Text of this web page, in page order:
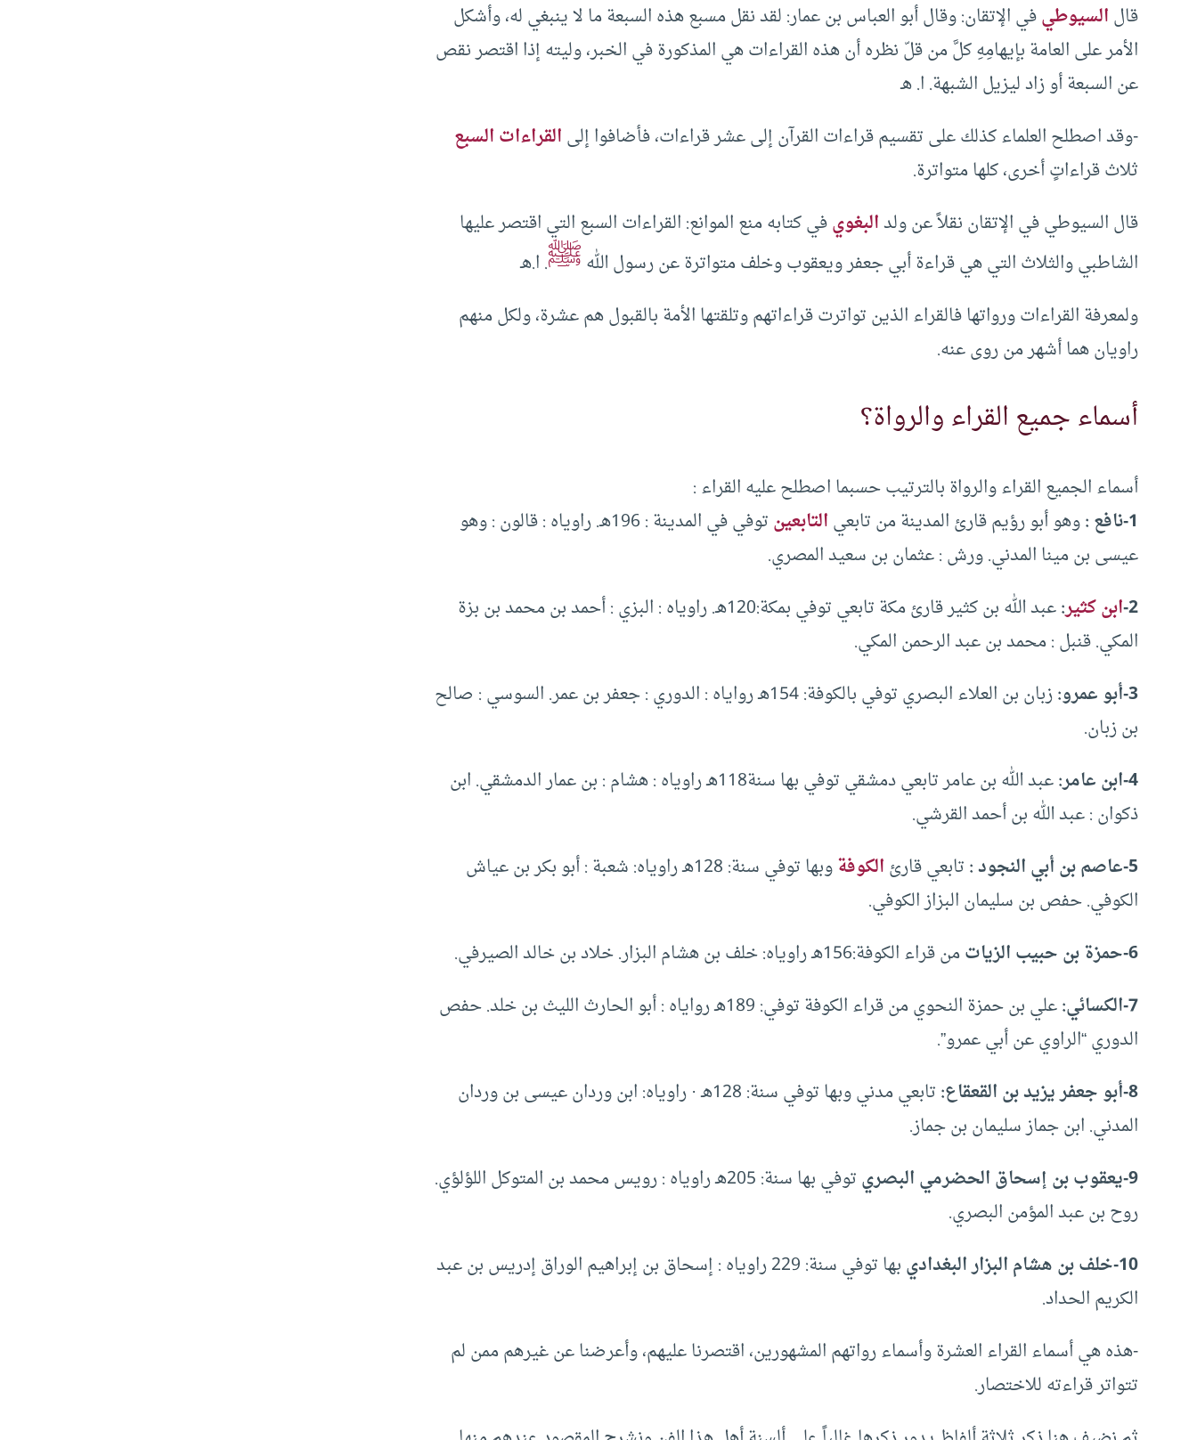
قالالسيوطيفي الإتقان: وقال أبو العباس بن عمار: لقد نقل مسبع هذه السبعة ما لا ينبغي له، وأشكل
الأمر على العامة بإيهامِهِ كلَّ من قلّ نظره أن هذه القراءات هي المذكورة في الخبر، وليته إذا اقتصر نقص
عن السبعة أو زاد ليزيل الشبهة. ا. هـ
-وقد اصطلح العلماء كذلك على تقسيم قراءات القرآن إلى عشر قراءات، فأضافوا إلىالقراءات السبع
ثلاث قراءاتٍ أخرى، كلها متواترة.
قال السيوطي في الإتقان نقلاً عن ولدالبغويفي كتابه منع الموانع: القراءات السبع التي اقتصر عليها
الشاطبي والثلاث التي هي قراءة أبي جعفر ويعقوب وخلف متواترة عن رسول اللهﷺ. ا.هـ
ولمعرفة القراءات ورواتها فالقراء الذين تواترت قراءاتهم وتلقتها الأمة بالقبول هم عشرة، ولكل منهم
راويان هما أشهر من روى عنه.
أسماء جميع القراء والرواة؟
أسماء الجميع القراء والرواة بالترتيب حسبما اصطلح عليه القراء :
1-نافع :
وهو أبو رؤيم قارئ المدينة من تابعيالتابعين
توفي في المدينة : 196هـ. راوياه : قالون : وهو
عيسى بن مينا المدني. ورش : عثمان بن سعيد المصري.
2-ابن كثير:
عبد الله بن كثير قارئ مكة تابعي توفي بمكة:120هـ. راوياه : البزي : أحمد بن محمد بن بزة
المكي. قنبل : محمد بن عبد الرحمن المكي.
3-أبو عمرو:
زبان بن العلاء البصري توفي بالكوفة: 154هـ رواياه : الدوري : جعفر بن عمر. السوسي : صالح
بن زبان.
4-ابن عامر:
عبد الله بن عامر تابعي دمشقي توفي بها سنة118هـ راوياه : هشام : بن عمار الدمشقي. ابن
ذكوان : عبد الله بن أحمد القرشي.
5-عاصم بن أبي النجود :
تابعي قارئالكوفة
وبها توفي سنة: 128هـ راوياه: شعبة : أبو بكر بن عياش
الكوفي. حفص بن سليمان البزاز الكوفي.
6-حمزة بن حبيب الزيات
من قراء الكوفة:156هـ راوياه: خلف بن هشام البزار. خلاد بن خالد الصيرفي.
7-الكسائي:
علي بن حمزة النحوي من قراء الكوفة توفي: 189هـ رواياه : أبو الحارث الليث بن خلد. حفص
الدوري “الراوي عن أبي عمرو”.
8-أبو جعفر يزيد بن القعقاع:
تابعي مدني وبها توفي سنة: 128هـ · راوياه: ابن وردان عيسى بن وردان
المدني. ابن جماز سليمان بن جماز.
9-يعقوب بن إسحاق الحضرمي البصري
توفي بها سنة: 205هـ راوياه : رويس محمد بن المتوكل اللؤلؤي.
روح بن عبد المؤمن البصري.
10-خلف بن هشام البزار البغدادي
بها توفي سنة: 229 راوياه : إسحاق بن إبراهيم الوراق إدريس بن عبد
الكريم الحداد.
-هذه هي أسماء القراء العشرة وأسماء رواتهم المشهورين، اقتصرنا عليهم، وأعرضنا عن غيرهم ممن لم
تتواتر قراءته للاختصار.